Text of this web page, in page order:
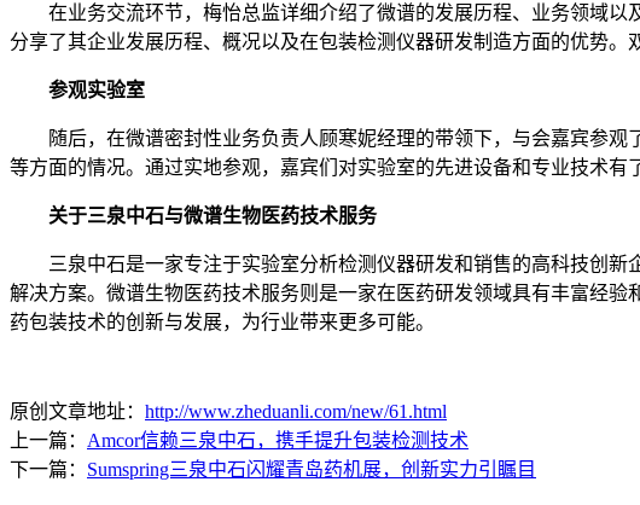
在业务交流环节，梅怡总监详细介绍了微谱的发展历程、业务领域以
分享了其企业发展历程、概况以及在包装检测仪器研发制造方面的优势。
参观实验室
随后，在微谱密封性业务负责人顾寒妮经理的带领下，与会嘉宾参观
等方面的情况。通过实地参观，嘉宾们对实验室的先进设备和专业技术有
关于三泉中石与微谱生物医药技术服务
三泉中石是一家专注于实验室分析检测仪器研发和销售的高科技创新
解决方案。微谱生物医药技术服务则是一家在医药研发领域具有丰富经
药包装技术的创新与发展，为行业带来更多可能。
原创文章地址： http://www.zheduanli.com/new/61.html
上一篇： Amcor信赖三泉中石，携手提升包装检测技术
下一篇： Sumspring三泉中石闪耀青岛药机展，创新实力引瞩目